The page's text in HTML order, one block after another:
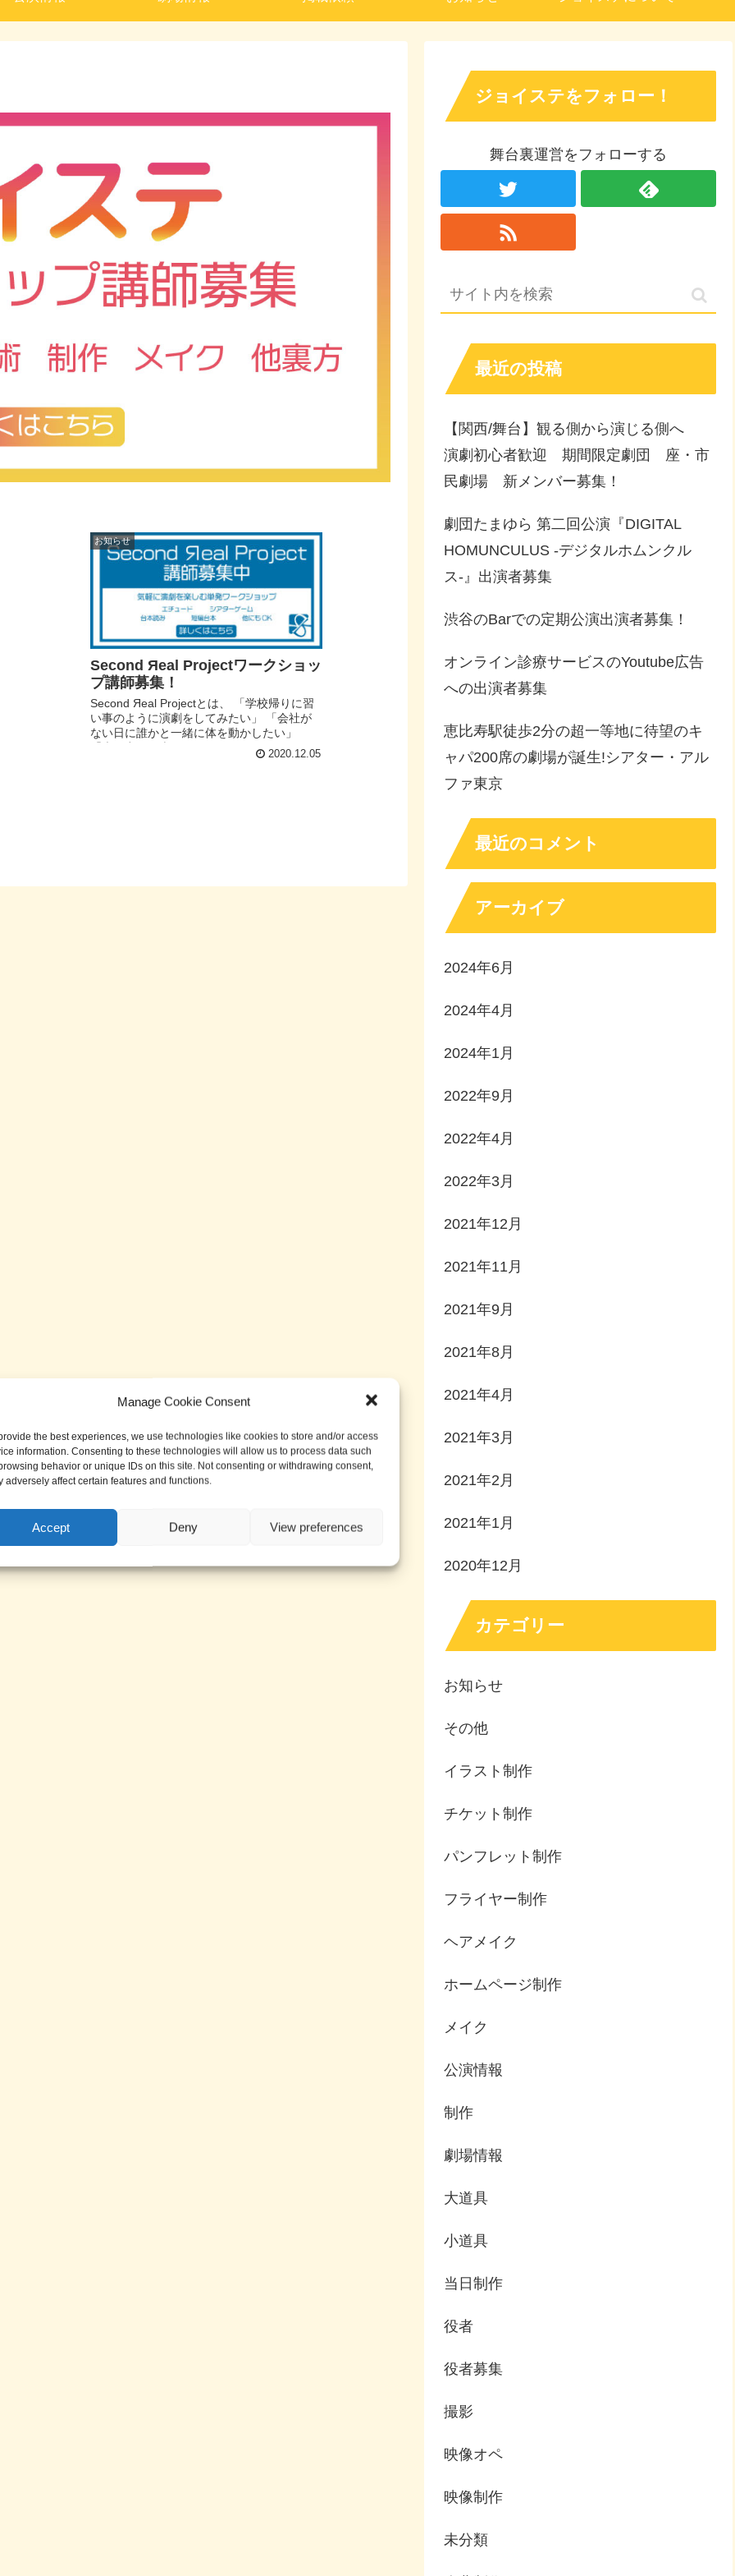
Manage Cookie Consent
the best experiences, we use technologies like cookies to store and/or access
information. Consenting to these technologies will allow us to process data such
behavior or unique IDs on this site. Not consenting or withdrawing consent,
adversely affect certain features and functions.
Accept Deny View preferences
お知らせ
Second Яeal Projectワークショッ
プ講師募集！
Second Яeal Projectとは、 「学校帰りに習
い事のように演劇をしてみたい」 「会社が
ない日に誰かと一緒に体を動かしたい」
「声を出して表現をしてみたい」 というよ
うな、演劇を気軽に体験してみたい人向けの
2020.12.05
ジョイステをフォロー！
舞台裏運営をフォローする
最近の投稿
【関西/舞台】観る側から演じる側へ
演劇初心者歓迎 期間限定劇団 座・市
民劇場 新メンバー募集！
劇団たまゆら 第二回公演『DIGITAL
HOMUNCULUS -デジタルホムンクル
ス-』出演者募集
渋谷のBarでの定期公演出演者募集！
オンライン診療サービスのYoutube広告
への出演者募集
恵比寿駅徒歩2分の超一等地に待望のキ
ャパ200席の劇場が誕生!シアター・アル
ファ東京
最近のコメント
アーカイブ
2024年6月
2024年4月
2024年1月
2022年9月
2022年4月
2022年3月
2021年12月
2021年11月
2021年9月
2021年8月
2021年4月
2021年3月
2021年2月
2021年1月
2020年12月
カテゴリー
お知らせ
その他
イラスト制作
チケット制作
パンフレット制作
フライヤー制作
ヘアメイク
ホームページ制作
メイク
公演情報
制作
劇場情報
大道具
小道具
当日制作
役者
役者募集
撮影
映像オペ
映像制作
未分類